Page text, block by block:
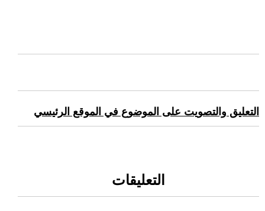
التعليق والتصويت على الموضوع في الموقع الرئيسي
التعليقات